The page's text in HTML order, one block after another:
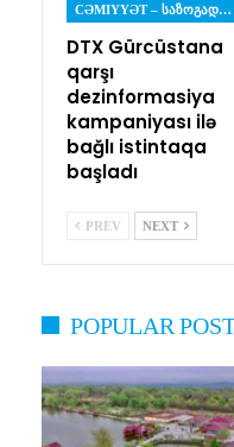
CƏMIYYƏT – ᲡᲐᲖᲝᲒᲐᲓᲝᲔᲑᲐ
DTX Gürcüstana
qarşı
dezinformasiya
kampaniyası ilə
bağlı istintaqa
başladı
PREV NEXT
POPULAR